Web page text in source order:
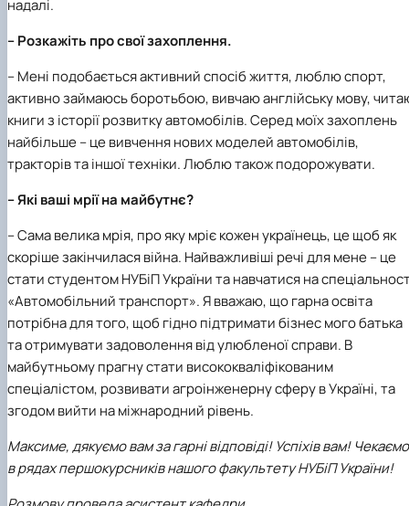
надалі.
– Розкажіть про свої захоплення.
– Мені подобається активний спосіб життя, люблю спорт,
активно займаюсь боротьбою, вивчаю англійську мову,
книги з історії розвитку автомобілів. Серед моїх захоплень
найбільше – це вивчення нових моделей автомобілів,
тракторів та іншої техніки. Люблю також подорожувати.
– Які ваші мрії на майбутнє?
– Сама велика мрія, про яку мріє кожен українець, це щоб як
скоріше закінчилася війна. Найважливіші речі для мене – це
стати студентом НУБіП України та навчатися на
«Автомобільний транспорт». Я вважаю, що гарна освіта
потрібна для того, щоб гідно підтримати бізнес мого батька
та отримувати задоволення від улюбленої справи. В
майбутньому прагну стати висококваліфікованим
спеціалістом, розвивати агроінженерну сферу в Україні, та
згодом вийти на міжнародний рівень.
Максиме, дякуємо вам за гарні відповіді! Успіхів вам! Чекаємо
в рядах першокурсників нашого факультету НУБіП України!